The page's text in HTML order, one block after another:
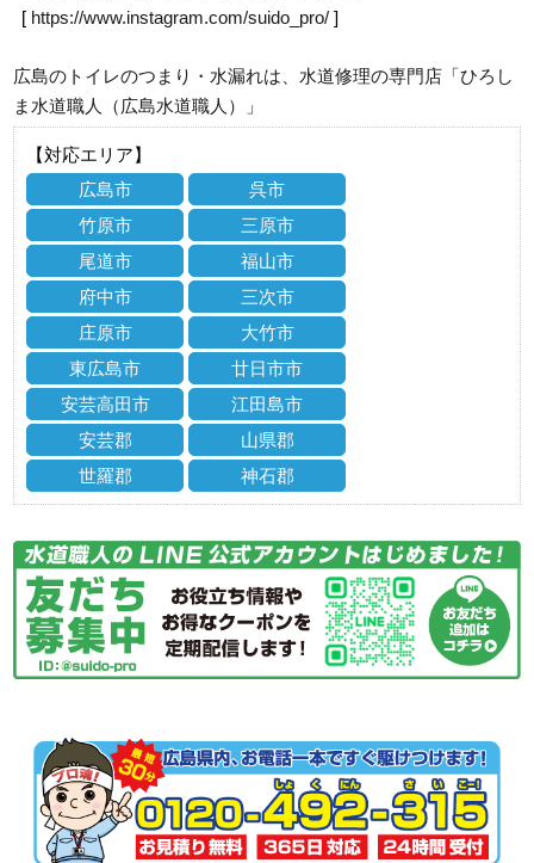
[ https://www.instagram.com/suido_pro/ ]
広島のトイレのつまり・水漏れは、水道修理の専門店「ひろし
ま水道職人（広島水道職人）」
【対応エリア】
広島市
呉市
竹原市
三原市
尾道市
福山市
府中市
三次市
庄原市
大竹市
東広島市
廿日市市
安芸高田市
江田島市
安芸郡
山県郡
世羅郡
神石郡